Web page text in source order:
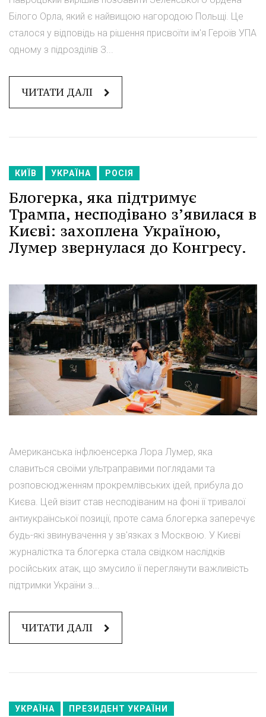
Білого Орла, який є найвищою нагородою Польщі. Це
сталося у відповідь на рішення присвоїти ім'я Героїв УПА
одному з підрозділів З...
ЧИТАТИ ДАЛІ
КИЇВ УКРАЇНА РОСІЯ
Блогерка, яка підтримує
Трампа, несподівано з’явилася в
Києві: захоплена Україною,
Лумер звернулася до Конгресу.
Американська інфлюенсерка Лора Лумер, яка
славиться своїми ультраправими поглядами та
розповсюдженням прокремлівських ідей, прибула до
Києва. Цей візит став несподіваним на фоні її тривалої
антиукраїнської позиції, проте сама блогерка заперечує
будь-які звинувачення у зв'язках з Москвою. У Києві
журналістка та блогерка стала свідком наслідків
російських атак, що змусило її переглянути важливість
підтримки України з...
ЧИТАТИ ДАЛІ
УКРАЇНА ПРЕЗИДЕНТ УКРАЇНИ